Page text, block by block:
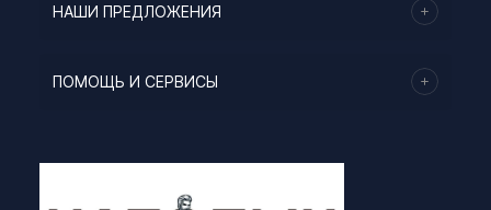
НАШИ ПРЕДЛОЖЕНИЯ
ПОМОЩЬ И СЕРВИСЫ